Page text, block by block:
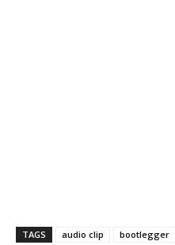
TAGS audio clip bootlegger